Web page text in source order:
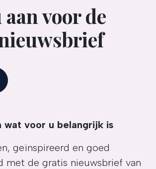
voor de
wat voor u belangrijk is
geïnspireerd en goed
met de gratis nieuwsbrief van